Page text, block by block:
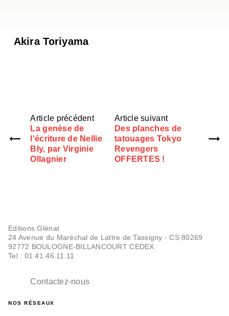
Akira Toriyama
Article précédent
La genèse de
l'écriture de Nellie
Bly, par Virginie
Ollagnier
Article suivant
Des planches de
tatouages Tokyo
Revengers
OFFERTES !
Editions Glénat
24 Avenue du Maréchal de Lattre de Tassigny - CS 80269
92772 BOULOGNE-BILLANCOURT CEDEX
Tel : 01.41.46.11.11
Contactez-nous
NOS RÉSEAUX